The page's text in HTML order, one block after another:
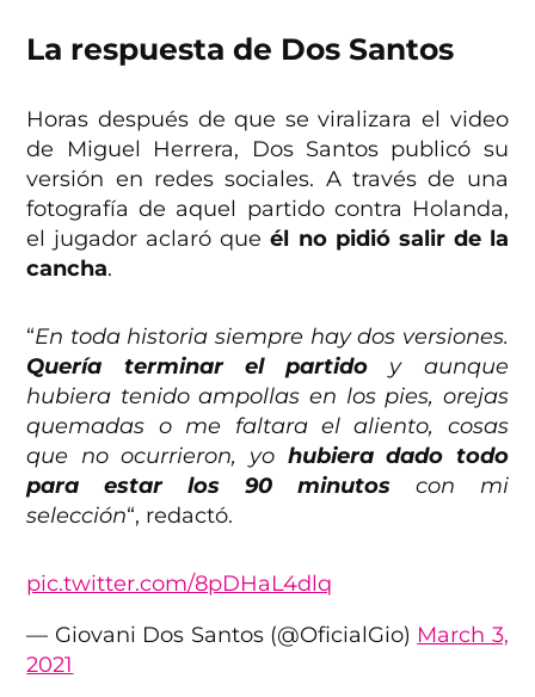
La respuesta de Dos Santos
Horas después de que se viralizara el video
de Miguel Herrera, Dos Santos publicó su
versión en redes sociales. A través de una
fotografía de aquel partido contra Holanda,
el jugador aclaró que él no pidió salir de la
cancha.
“En toda historia siempre hay dos versiones.
Quería terminar el partido y aunque
hubiera tenido ampollas en los pies, orejas
quemadas o me faltara el aliento, cosas
que no ocurrieron, yo hubiera dado todo
para estar los 90 minutoscon mi
selección“, redactó.
pic.twitter.com/8pDHaL4dlq
— Giovani Dos Santos (@OficialGio) March 3,
2021